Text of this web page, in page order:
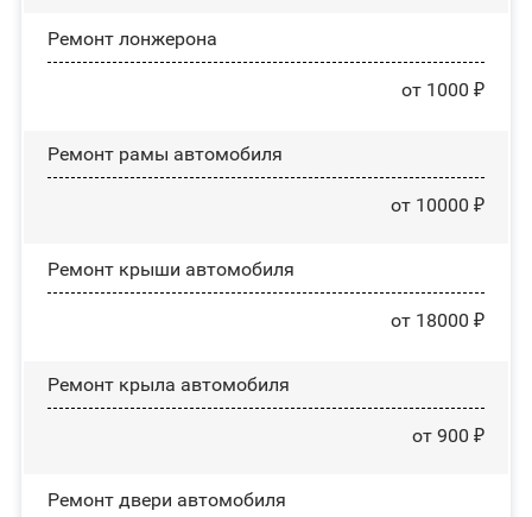
Ремонт лонжерона
от 1000 ₽
Ремонт рамы автомобиля
от 10000 ₽
Ремонт крыши автомобиля
от 18000 ₽
Ремонт крыла автомобиля
от 900 ₽
Ремонт двери автомобиля